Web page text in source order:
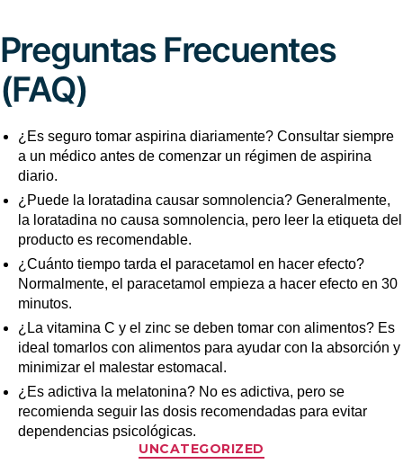
Preguntas Frecuentes
(FAQ)
¿Es seguro tomar aspirina diariamente? Consultar siempre
a un médico antes de comenzar un régimen de aspirina
diario.
¿Puede la loratadina causar somnolencia? Generalmente,
la loratadina no causa somnolencia, pero leer la etiqueta del
producto es recomendable.
¿Cuánto tiempo tarda el paracetamol en hacer efecto?
Normalmente, el paracetamol empieza a hacer efecto en 30
minutos.
¿La vitamina C y el zinc se deben tomar con alimentos? Es
ideal tomarlos con alimentos para ayudar con la absorción y
minimizar el malestar estomacal.
¿Es adictiva la melatonina? No es adictiva, pero se
recomienda seguir las dosis recomendadas para evitar
dependencias psicológicas.
UNCATEGORIZED